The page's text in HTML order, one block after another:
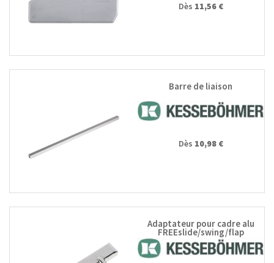
Dès 11,56 €
Barre de liaison
Dès 10,98 €
Adaptateur pour cadre alu
FREEslide/swing/flap